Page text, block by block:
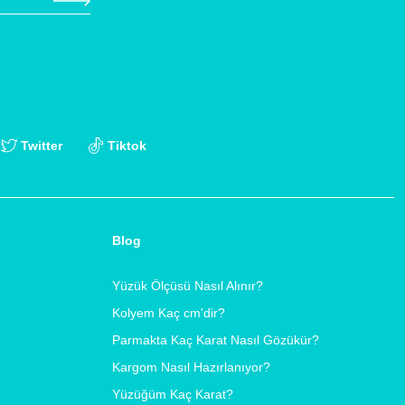
Twitter Tiktok
Blog
Yüzük Ölçüsü Nasıl Alınır?
Kolyem Kaç cm'dir?
Parmakta Kaç Karat Nasıl Gözükür?
Kargom Nasıl Hazırlanıyor?
Yüzüğüm Kaç Karat?